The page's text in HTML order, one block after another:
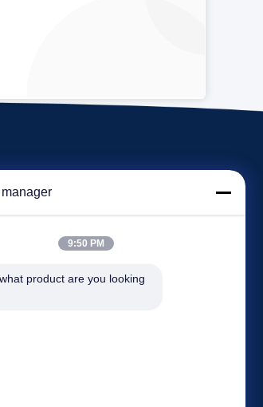
Richiesta Una citazione
9:50 PM
product are you looking